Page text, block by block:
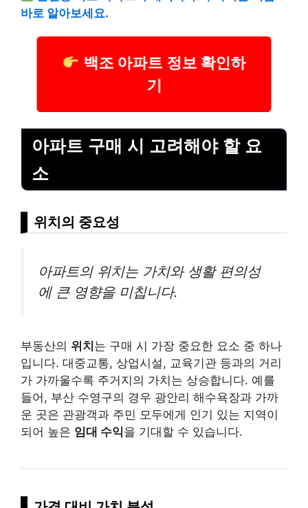
바로 알아보세요.
백조 아파트 정보 확인하
기
아파트 구매 시 고려해야 할 요
소
위치의 중요성
아파트의 위치는 가치와 생활 편의성
에 큰 영향을 미칩니다.
부동산의 위치는 구매 시 가장 중요한 요소 중 하나
입니다. 대중교통, 상업시설, 교육기관 등과의 거리
가 가까울수록 주거지의 가치는 상승합니다. 예를
들어, 부산 수영구의 경우 광안리 해수욕장과 가까
운 곳은 관광객과 주민 모두에게 인기 있는 지역이
되어 높은 임대 수익을 기대할 수 있습니다.